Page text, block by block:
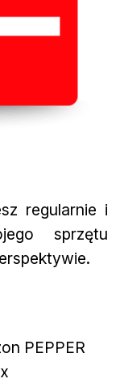
regularnie i
sprzętu
PEPPER